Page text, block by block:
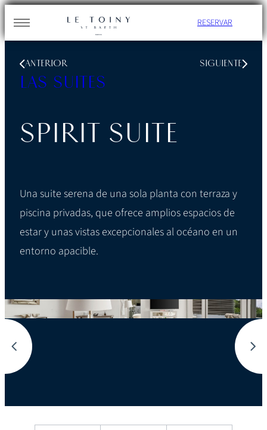
to
RESERVAR
ANTERIOR SIGUIENTE
LAS SUITES
SPIRIT SUITE
Una suite serena de una sola planta con terraza y
piscina privadas, que ofrece amplios espacios de
estar y unas vistas excepcionales al océano en un
entorno apacible.